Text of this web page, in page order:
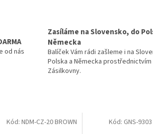
od nás
Zasíláme na Slovensko, do
Německa
Balíček Vám rádi zašleme i na
Polska a Německa prostřednictvím
Zásilkovny.
Kód:NDM-CZ-20 BROWN Kód: GNS-